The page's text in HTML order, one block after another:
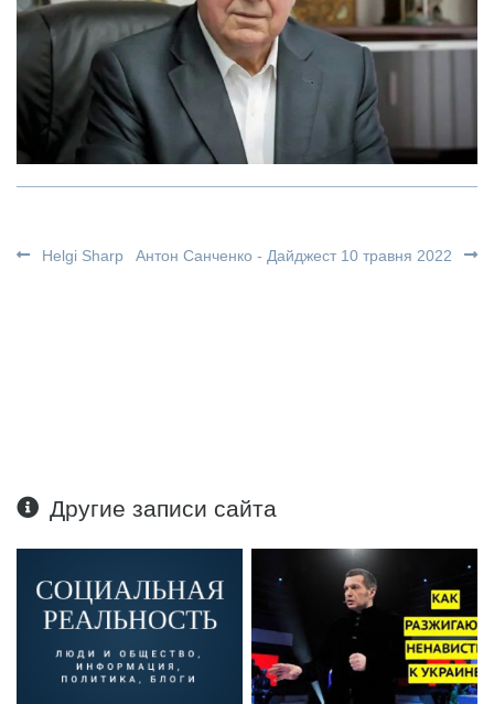
Helgi Sharp Антон Санченко - Дайджест 10 травня 2022
Другие записи сайта